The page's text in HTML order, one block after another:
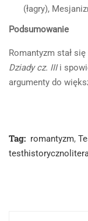
(łagry),
Podsumowanie
Romantyzm stał
Dziady cz. IIIi
argumenty do
Tag: romantyzm,